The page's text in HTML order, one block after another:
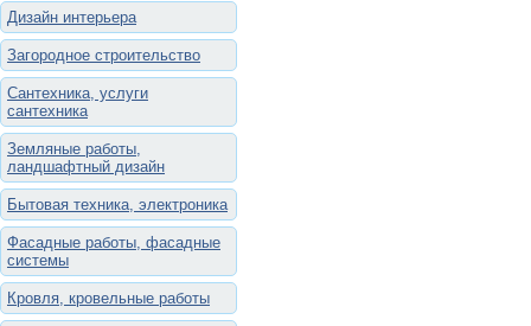
Дизайн интерьера
Загородное строительство
Сантехника, услуги
сантехника
Земляные работы,
ландшафтный дизайн
Бытовая техника, электроника
Фасадные работы, фасадные
системы
Кровля, кровельные работы